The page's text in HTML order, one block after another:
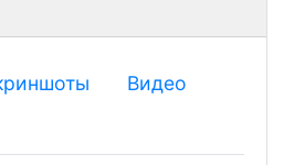
Видео